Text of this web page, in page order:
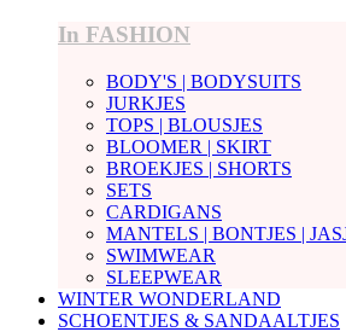
In FASHION
BODY'S | BODYSUITS
JURKJES
TOPS | BLOUSJES
BLOOMER | SKIRT
BROEKJES | SHORTS
SETS
CARDIGANS
MANTELS | BONTJES |
SWIMWEAR
SLEEPWEAR
WINTER WONDERLAND
SCHOENTJES & SANDAALTJES